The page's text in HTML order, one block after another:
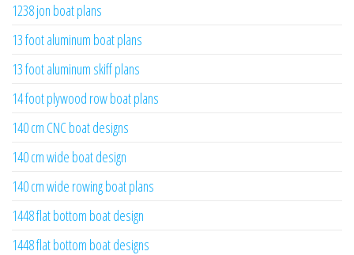
1238 jon boat plans
13 foot aluminum boat plans
13 foot aluminum skiff plans
14 foot plywood row boat plans
140 cm CNC boat designs
140 cm wide boat design
140 cm wide rowing boat plans
1448 flat bottom boat design
1448 flat bottom boat designs